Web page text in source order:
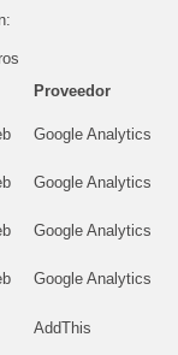
Proveedor
Google Analytics
Google Analytics
Google Analytics
Google Analytics
AddThis